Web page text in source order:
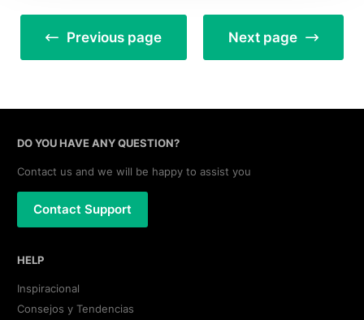
Previous page Next page
DO YOU HAVE ANY QUESTION?
Contact us and we will be happy to assist you
Contact Support
HELP
Inspiracional
Consejos y Tendencias